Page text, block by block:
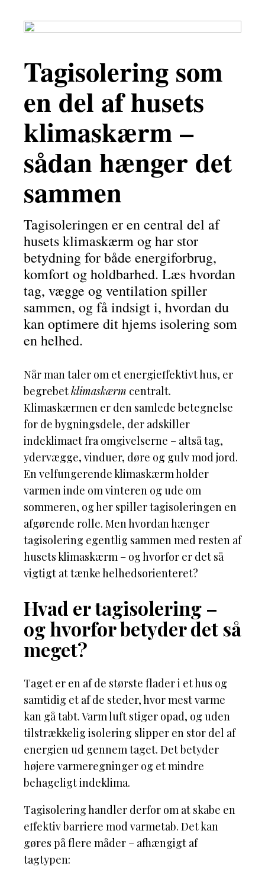
Tagisolering som
en del af husets
klimaskærm –
sådan hænger det
sammen
Tagisoleringen er en central del af
husets klimaskærm og har stor
betydning for både energiforbrug,
komfort og holdbarhed. Læs hvordan
tag, vægge og ventilation spiller
sammen, og få indsigt i, hvordan du
kan optimere dit hjems isolering som
en helhed.
Når man taler om et energieffektivt hus, er
begrebetklimaskærm centralt.
Klimaskærmen er den samlede betegnelse
for de bygningsdele, der adskiller
indeklimaet fra omgivelserne – altså tag,
ydervægge, vinduer, døre og gulv mod jord.
En velfungerende klimaskærm holder
varmen inde om vinteren og ude om
sommeren, og her spiller tagisoleringen en
afgørende rolle. Men hvordan hænger
tagisolering egentlig sammen med resten af
husets klimaskærm – og hvorfor er det så
vigtigt at tænke helhedsorienteret?
Hvad er tagisolering –
og hvorfor betyder det så
meget?
Taget er en af de største flader i et hus og
samtidig et af de steder, hvor mest varme
kan gå tabt. Varm luft stiger opad, og uden
tilstrækkelig isolering slipper en stor del af
energien ud gennem taget. Det betyder
højere varmeregninger og et mindre
behageligt indeklima.
Tagisolering handler derfor om at skabe en
effektiv barriere mod varmetab. Det kan
gøres på flere måder – afhængigt af
tagtypen: